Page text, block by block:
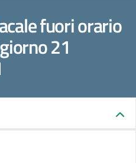
fuori orario
21